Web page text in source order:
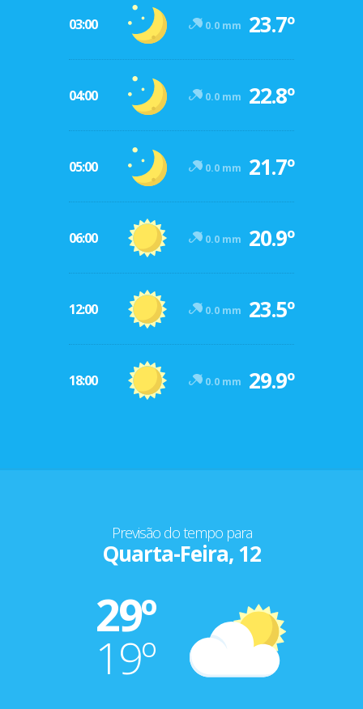
03:00 0.0 mm 23.7º
04:00 0.0 mm 22.8º
05:00 0.0 mm 21.7º
06:00 0.0 mm 20.9º
12:00 0.0 mm 23.5º
18:00 0.0 mm 29.9º
Previsão do tempo para
Quarta-Feira, 12
29º
19º